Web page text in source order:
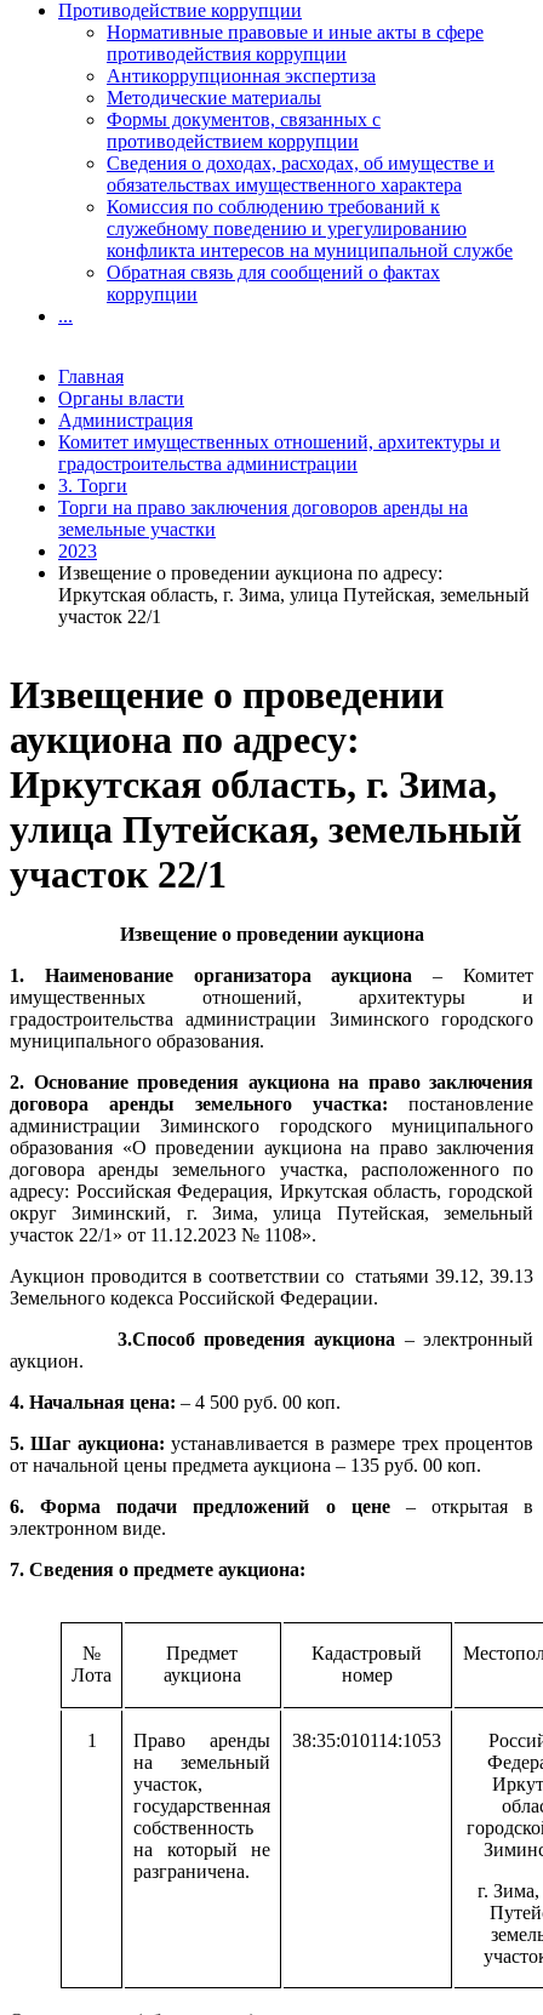
Извещение о проведении
аукциона по адресу:
Иркутская область, г. Зима,
улица Путейская, земельный
участок 22/1
Извещение о проведении аукциона
1. Наименование организатора аукциона– Комитет
имущественных отношений, архитектуры и
градостроительства администрации Зиминского городского
муниципального образования.
2. Основание проведения аукциона на право заключения
договора аренды земельного участка: постановление
администрации Зиминского городского муниципального
образования «О проведении аукциона на право заключения
договора аренды земельного участка, расположенного по
адресу: Российская Федерация, Иркутская область, городской
округ Зиминский, г. Зима, улица Путейская, земельный
участок 22/1» от 11.12.2023 № 1108».
Аукцион проводится в соответствии со статьями 39.12, 39.13
Земельного кодекса Российской Федерации.
3.Способ проведения аукциона – электронный
аукцион.
4. Начальная цена: – 4 500 руб. 00 коп.
5. Шаг аукциона:устанавливается в размере трех процентов
от начальной цены предмета аукциона – 135 руб. 00 коп.
6. Форма подачи предложений о цене– открытая в
электронном виде.
7. Сведения о предмете аукциона:
№
Лота
Предмет
аукциона
Кадастровый
номер
1
Право аренды
на земельный
участок,
государственная
собственность
на который не
разграничена.
38:35:010114:1053
г.
Противодействие коррупции
Нормативные правовые и иные акты в сфере
противодействия коррупции
Антикоррупционная экспертиза
Методические материалы
Формы документов, связанных с
противодействием коррупции
Сведения о доходах, расходах, об имуществе и
обязательствах имущественного характера
Комиссия по соблюдению требований к
служебному поведению и урегулированию
конфликта интересов на муниципальной службе
Обратная связь для сообщений о фактах
коррупции
...
Главная
Органы власти
Администрация
Комитет имущественных отношений, архитектуры и
градостроительства администрации
3. Торги
Торги на право заключения договоров аренды на
земельные участки
2023
Извещение о проведении аукциона по адресу:
Иркутская область, г. Зима, улица Путейская, земельный
участок 22/1